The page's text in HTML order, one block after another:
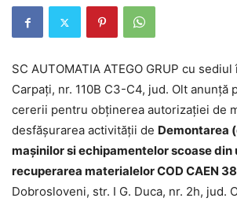
SC AUTOMATIA ATEGO GRUP cu
Carpați, nr. 110B C3-C4, jud. Olt anunță
cererii pentru obținerea autorizației de
desfășurarea activității de Demontarea
mașinilor si echipamentelor scoase din
recuperarea materialelor COD CAEN
Dobrosloveni, str. I G. Duca, nr. 2h, jud.